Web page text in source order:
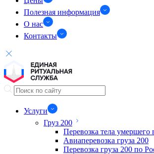
Полезная информация
О нас
Контакты
Услуги
Груз 200
Перевозка тела умершего
Авиаперевозка груза 200
Перевозка груза 200 по